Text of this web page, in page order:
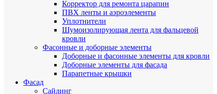
Корректор для ремонта царапин
ПВХ ленты и аэроэлементы
Уплотнители
Шумоизолирующая лента для фальцевой
кровли
Фасонные и доборные элементы
Доборные и фасонные элементы для кровли
Доборные элементы для фасада
Парапетные крышки
Фасад
Сайдинг